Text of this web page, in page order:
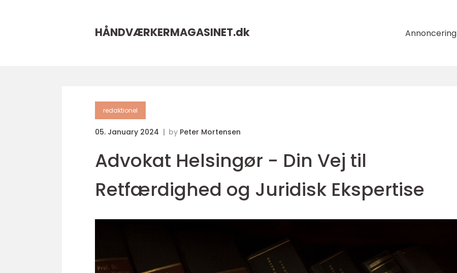
HÅNDVÆRKERMAGASINET.dk Annoncering
redaktionel
05. January 2024 by Peter Mortensen
Advokat Helsingør - Din Vej til
Retfærdighed og Juridisk Ekspertise